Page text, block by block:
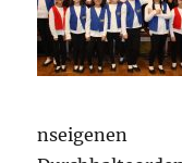
nseigenen